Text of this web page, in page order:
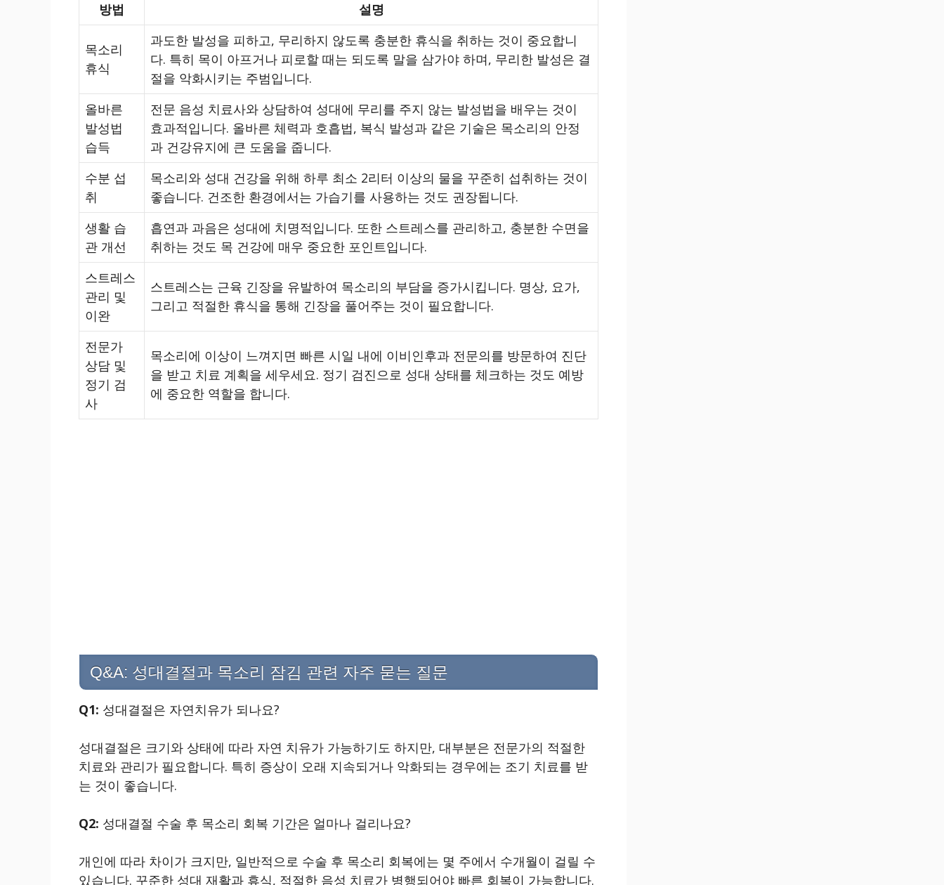
방법 설명
목소리
휴식
과도한 발성을 피하고, 무리하지 않도록 충분한 휴식을 취하는 것이 중요합니
다. 특히 목이 아프거나 피로할 때는 되도록 말을 삼가야 하며, 무리한 발성은 결
절을 악화시키는 주범입니다.
올바른
발성법
습득
전문 음성 치료사와 상담하여 성대에 무리를 주지 않는 발성법을 배우는 것이
효과적입니다. 올바른 체력과 호흡법, 복식 발성과 같은 기술은 목소리의 안정
과 건강유지에 큰 도움을 줍니다.
수분 섭
취
목소리와 성대 건강을 위해 하루 최소 2리터 이상의 물을 꾸준히 섭취하는 것이
좋습니다. 건조한 환경에서는 가습기를 사용하는 것도 권장됩니다.
생활 습
관 개선
흡연과 과음은 성대에 치명적입니다. 또한 스트레스를 관리하고, 충분한 수면을
취하는 것도 목 건강에 매우 중요한 포인트입니다.
스트레스
관리 및
이완
스트레스는 근육 긴장을 유발하여 목소리의 부담을 증가시킵니다. 명상, 요가,
그리고 적절한 휴식을 통해 긴장을 풀어주는 것이 필요합니다.
전문가
상담 및
정기 검
사
목소리에 이상이 느껴지면 빠른 시일 내에 이비인후과 전문의를 방문하여 진단
을 받고 치료 계획을 세우세요. 정기 검진으로 성대 상태를 체크하는 것도 예방
에 중요한 역할을 합니다.
Q&A: 성대결절과 목소리 잠김 관련 자주 묻는 질문
Q1: 성대결절은 자연치유가 되나요?
성대결절은 크기와 상태에 따라 자연 치유가 가능하기도 하지만, 대부분은 전문가의 적절한
치료와 관리가 필요합니다. 특히 증상이 오래 지속되거나 악화되는 경우에는 조기 치료를 받
는 것이 좋습니다.
Q2: 성대결절 수술 후 목소리 회복 기간은 얼마나 걸리나요?
개인에 따라 차이가 크지만, 일반적으로 수술 후 목소리 회복에는 몇 주에서 수개월이 걸릴 수
있습니다. 꾸준한 성대 재활과 휴식, 적절한 음성 치료가 병행되어야 빠른 회복이 가능합니다.